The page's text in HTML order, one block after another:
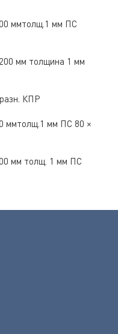
ммтолщ.1 мм ПС
мм толщина 1 мм
КПР
ммтолщ.1 мм ПС 80 ×
мм толщ. 1 мм ПС